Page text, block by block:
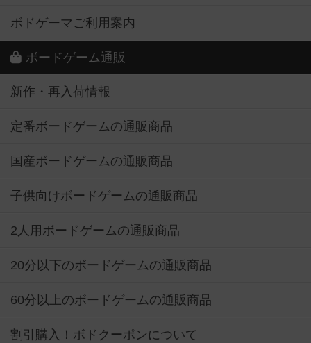
ボドゲーマご利用案内
ボードゲーム通販
新作・再入荷情報
定番ボードゲームの通販商品
国産ボードゲームの通販商品
子供向けボードゲームの通販商品
2人用ボードゲームの通販商品
20分以下のボードゲームの通販商品
60分以上のボードゲームの通販商品
割引購入！ボドクーポンについて